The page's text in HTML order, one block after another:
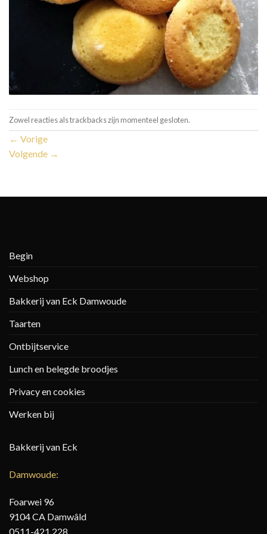
Zowel reacties als trackbacks zijn momenteel gesloten.
← Vorige
Volgende →
Begin
Webshop
Bakkerij van Eck Damwoude
Taarten
Ontbijtservice
Lunch en belegde broodjes
Privacy en cookies
Werken bij
Bakkerij van Eck
Damwoude:
Foarwei 96
9104 CA Damwâld
0511-421 228